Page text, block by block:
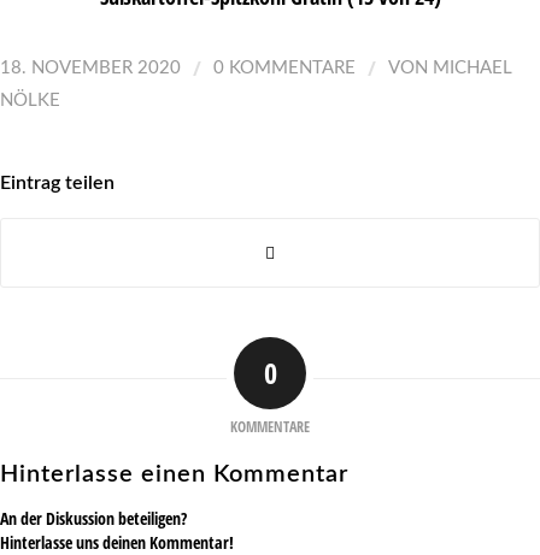
18. NOVEMBER 2020 / 0 KOMMENTARE / VON MICHAEL
NÖLKE
Eintrag teilen
0
KOMMENTARE
Hinterlasse einen Kommentar
An der Diskussion beteiligen?
Hinterlasse uns deinen Kommentar!